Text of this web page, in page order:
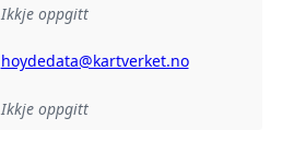
Ikkje oppgitt
hoydedata@kartverket.no
Ikkje oppgitt